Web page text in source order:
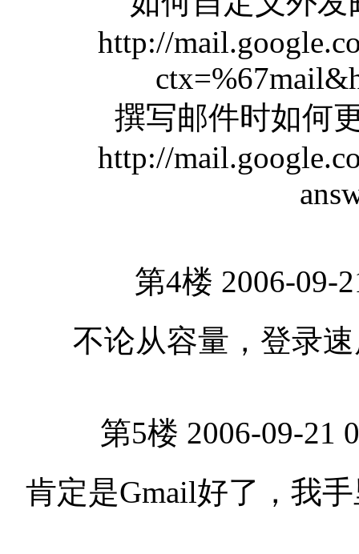
http://
撰写邮件时如何
http://
第4楼 2006-09-
不论从容量，登录
第5楼 2006-09-21
肯定是Gmail好了，我